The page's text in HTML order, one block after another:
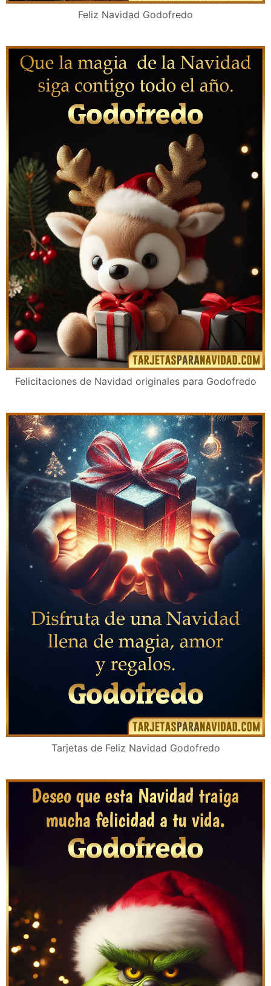
Feliz Navidad Godofredo
Felicitaciones de Navidad originales para Godofredo
Tarjetas de Feliz Navidad Godofredo